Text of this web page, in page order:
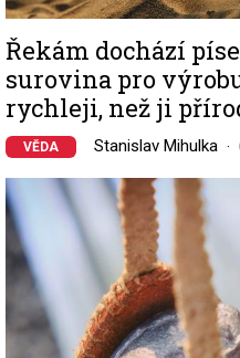
Řekám dochází
surovina pro
rychleji, než ji
VĚDA Stanislav Mihulka
Image